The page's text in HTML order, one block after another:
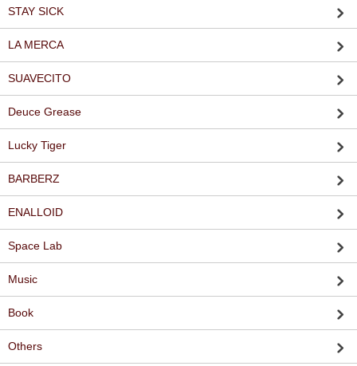
STAY SICK
LA MERCA
SUAVECITO
Deuce Grease
Lucky Tiger
BARBERZ
ENALLOID
Space Lab
Music
Book
Others